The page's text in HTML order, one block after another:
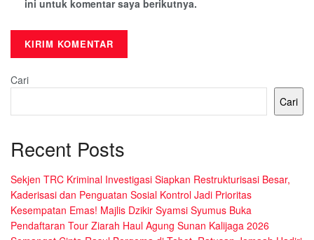
ini untuk komentar saya berikutnya.
Cari
Cari
Recent Posts
Sekjen TRC Kriminal Investigasi Siapkan Restrukturisasi Besar,
Kaderisasi dan Penguatan Sosial Kontrol Jadi Prioritas
Kesempatan Emas! Majlis Dzikir Syamsi Syumus Buka
Pendaftaran Tour Ziarah Haul Agung Sunan Kalijaga 2026